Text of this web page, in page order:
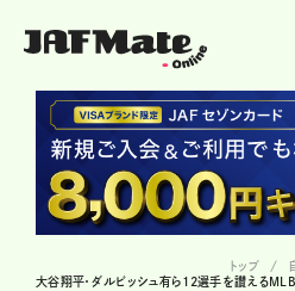
トップ